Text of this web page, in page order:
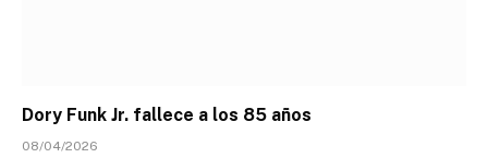
Dory Funk Jr. fallece a los 85 años
08/04/2026